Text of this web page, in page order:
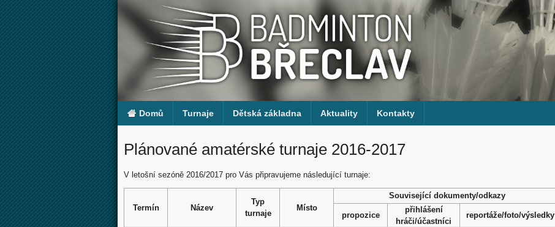
Domů Turnaje Dětská základna Aktuality Kontakty
Plánované amatérské turnaje 2016-2017
V letošní sezóně 2016/2017 pro Vás připravujeme následující turnaje:
Termín Název
Typ
turnaje
Místo
Související dokumenty/odkazy
propozice
přihlášení
hráči/účastníci
reportáže/foto/výsledky